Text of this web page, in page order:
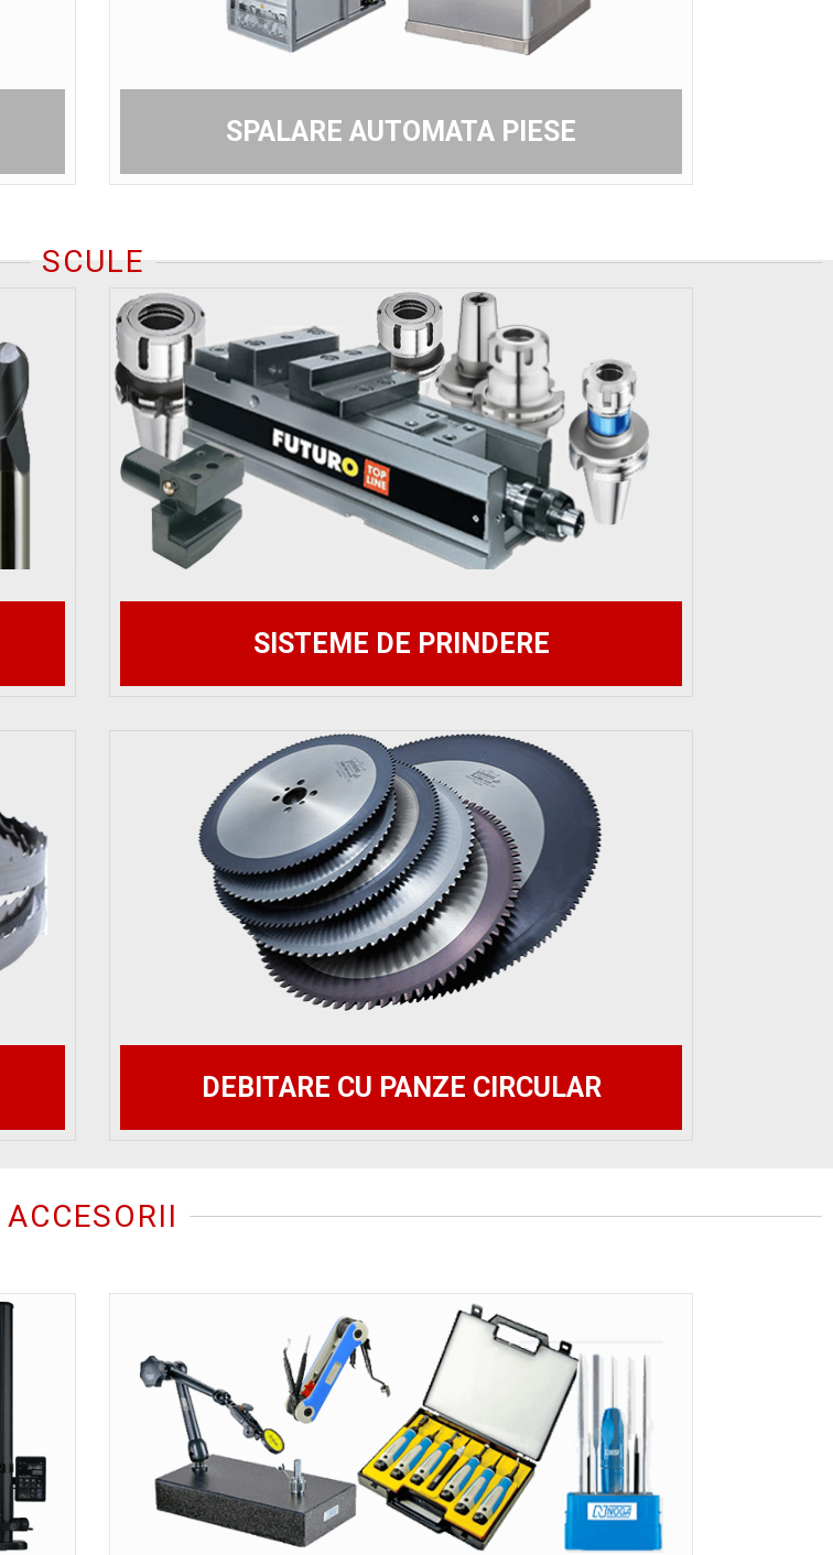
SPALARE AUTOMATA PIESE
SCULE
SISTEME DE PRINDERE
DEBITARE CU PANZE CIRCULAR​
ACCESORII